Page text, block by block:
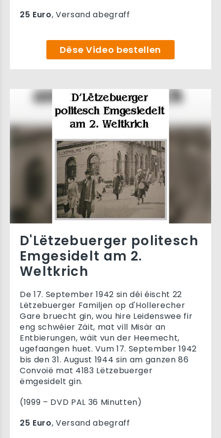
25 Euro, Versand abegraff
Dëse Video bestellen
D'Lëtzebuerger politesch
Emgesidelt am 2.
Weltkrich
De 17. September 1942 sin déi éischt 22
Lëtzebuerger Familjen op d'Hollerecher
Gare bruecht gin, wou hire Leidenswee fir
eng schwéier Zäit, mat vill Misär an
Entbierungen, wäit vun der Heemecht,
ugefaangen huet. Vum 17. September 1942
bis den 31. August 1944 sin am ganzen 86
Convoië mat 4183 Lëtzebuerger
ëmgesidelt gin.
(1999 – DVD PAL 36 Minutten)
25 Euro, Versand abegraff